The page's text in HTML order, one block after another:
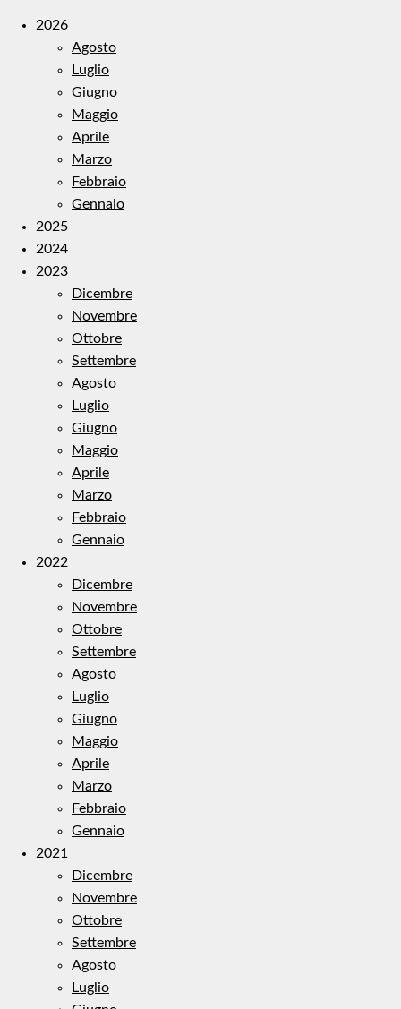
2026
Agosto
Luglio
Giugno
Maggio
Aprile
Marzo
Febbraio
Gennaio
2025
2024
2023
Dicembre
Novembre
Ottobre
Settembre
Agosto
Luglio
Giugno
Maggio
Aprile
Marzo
Febbraio
Gennaio
2022
Dicembre
Novembre
Ottobre
Settembre
Agosto
Luglio
Giugno
Maggio
Aprile
Marzo
Febbraio
Gennaio
2021
Dicembre
Novembre
Ottobre
Settembre
Agosto
Luglio